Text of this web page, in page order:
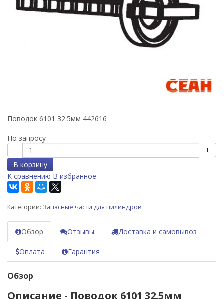
Поводок 6101 32.5мм 442616
По запросу
-
+
В корзину
К сравнению В избранное
Категории: Запасные части для цилиндров
Обзор Отзывы Доставка и самовывоз
Оплата Гарантия
Обзор
Описание - Поводок 6101 32.5мм